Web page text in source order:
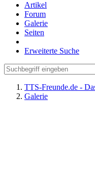
Artikel
Forum
Galerie
Seiten
Erweiterte Suche
TTS-Freunde.de -
Galerie